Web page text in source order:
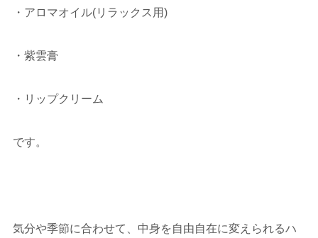
・アロマオイル(リラックス用)
・紫雲膏
・リップクリーム
です。
気分や季節に合わせて、中身を自由自在に変えられるハ